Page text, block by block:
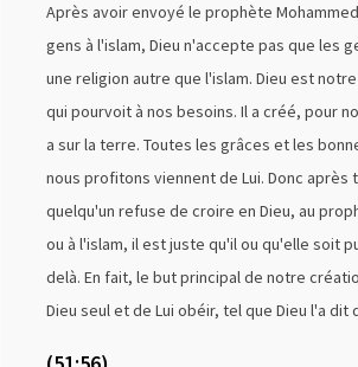
Après avoir envoyé le prophète
gens à l'islam, Dieu n'accepte pas que les
une religion autre que l'islam. Dieu est
qui pourvoit à nos besoins. Il a créé, pour
a sur la terre. Toutes les grâces et les
nous profitons viennent de Lui. Donc après
quelqu'un refuse de croire en Dieu, au
ou à l'islam, il est juste qu'il ou qu'elle soit
delà. En fait, le but principal de notre
Dieu seul et de Lui obéir, tel que Dieu l'a dit